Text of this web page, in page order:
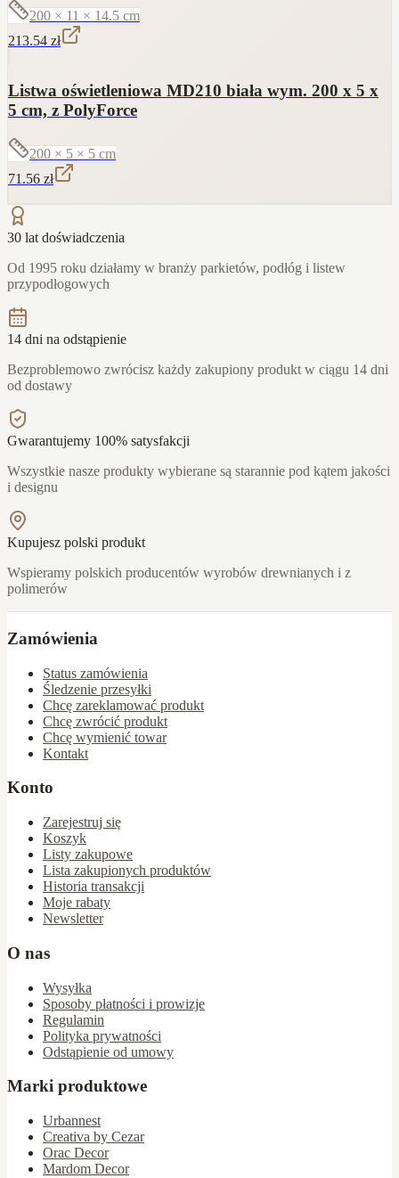
200 × 11 × 14.5 cm
213.54 zł
Listwa oświetleniowa MD210 biała wym. 200 x 5 x
5 cm, z PolyForce
200 × 5 × 5 cm
71.56 zł
30 lat doświadczenia
Od 1995 roku działamy w branży parkietów, podłóg i listew
przypodłogowych
14 dni na odstąpienie
Bezproblemowo zwrócisz każdy zakupiony produkt w ciągu 14 dni
od dostawy
Gwarantujemy 100% satysfakcji
Wszystkie nasze produkty wybierane są starannie pod kątem jakości
i designu
Kupujesz polski produkt
Wspieramy polskich producentów wyrobów drewnianych i z
polimerów
Zamówienia
Status zamówienia
Śledzenie przesyłki
Chcę zareklamować produkt
Chcę zwrócić produkt
Chcę wymienić towar
Kontakt
Konto
Zarejestruj się
Koszyk
Listy zakupowe
Lista zakupionych produktów
Historia transakcji
Moje rabaty
Newsletter
O nas
Wysyłka
Sposoby płatności i prowizje
Regulamin
Polityka prywatności
Odstąpienie od umowy
Marki produktowe
Urbannest
Creativa by Cezar
Orac Decor
Mardom Decor